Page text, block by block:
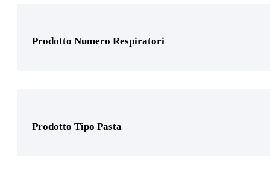
Prodotto Numero Respiratori
Prodotto Tipo Pasta